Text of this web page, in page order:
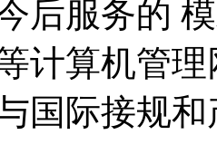
后服务的
计算机管
国际接规